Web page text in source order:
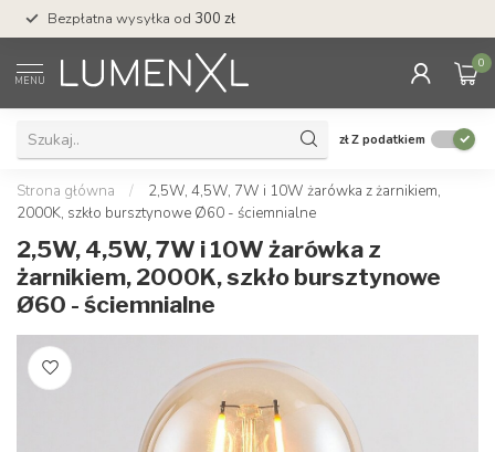
Bezpłatna wysyłka od 300 zł
MENU
0
złZ podatkiem
Strona główna /
2,5W, 4,5W, 7W i 10W żarówka z żarnikiem,
2000K, szkło bursztynowe Ø60 - ściemnialne
2,5W, 4,5W, 7W i 10W żarówka z
żarnikiem, 2000K, szkło bursztynowe
Ø60 - ściemnialne